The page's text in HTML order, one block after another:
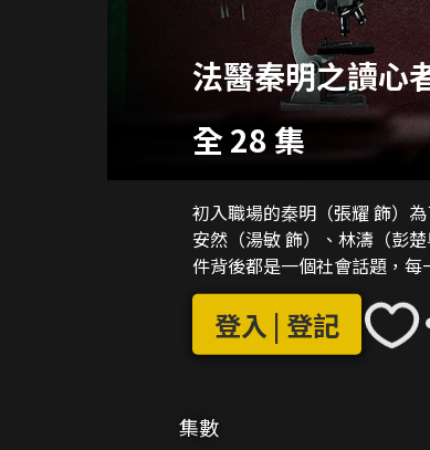
法醫秦明之讀心
全 28 集
初入職場的秦明（張耀 飾）
安然（湯敏 飾）、林濤（彭
件背後都是一個社會話題，
登入 | 登記
集數